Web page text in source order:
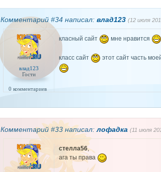
Комментарий #34 написал: влад123 (12 июля
влад123
Гости
0 комментариев
класный сайт мне нравится
класс сайт этот сайт часть
Комментарий #33 написал:лофадка (11 июля
стелла56,
ага ты права